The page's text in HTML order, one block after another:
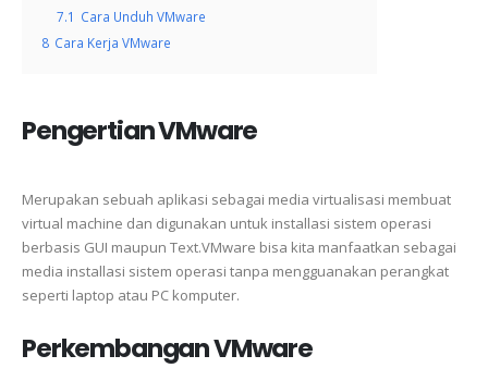
7.1 Cara Unduh VMware
8 Cara Kerja VMware
Pengertian VMware
Merupakan sebuah aplikasi sebagai media virtualisasi membuat
virtual machine dan digunakan untuk installasi sistem operasi
berbasis GUI maupun Text.VMware bisa kita manfaatkan sebagai
media installasi sistem operasi tanpa mengguanakan perangkat
seperti laptop atau PC komputer.
Perkembangan VMware